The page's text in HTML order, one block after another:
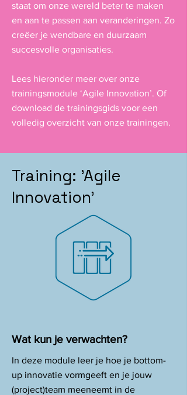
staat om onze wereld beter te maken
en aan te passen aan veranderingen. Zo
creëer je wendbare en duurzaam
succesvolle organisaties.
Lees hieronder meer over onze
trainingsmodule ‘Agile Innovation’. ​Of
download de trainingsgids voor een
volledig overzicht van onze trainingen.
Training: 'Agile
Innovation'
Wat kun je verwachten?
In deze module leer je hoe je bottom-
up innovatie vormgeeft en je jouw
(project)team meeneemt in de